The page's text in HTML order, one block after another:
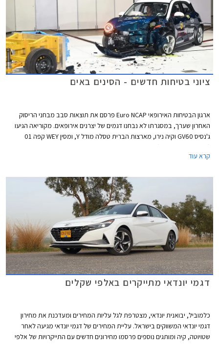
ציוני בטיחות חדשים - הסינים באים
ארגון הבטיחות האירופאי Euro NCAP פרסם את תוצאות סבב מבחני הריסוק
האחרון שערך, במסגרתו לא נבחנו דגמים של יצרנים אירופאים. מקוריאה הגיעו
ג'נסיס GV60 וקיה נירו, מארצות הברית טסלה מודל Y, ומסין WEY קפה 01
(מוכר גם בשם מוקה) ואורה פאנקי קאט - שניהם דגמים למותגים מבית גרייט וול.
כל הדגמים זכו בציון מרבי של 5 כוכבים.
קרא עוד
דגמי יונדאי מתייקרים באלפי שקלים
כלמוביל, יבואנית יונדאי, מצטרפת לגל עליות המחירים ומעדכנת את מחירון
דגמי יונדאי המשווקים בישראל. עליית המחירים של דגמי יונדאי מגיעה לאחר
שטויוטה, קיה ומותגים נוספים פרסמו מחירונים חדשים עם התייקרויות של אלפי